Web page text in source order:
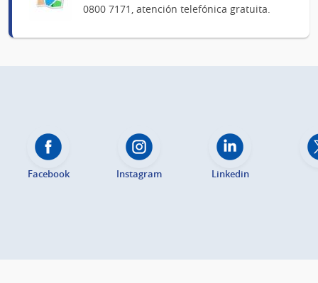
0800 7171, atención telefónica gratuita.
Facebook Instagram Linkedin